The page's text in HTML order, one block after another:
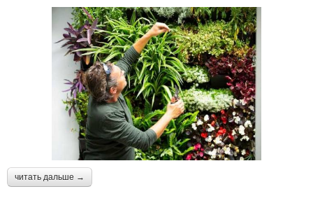
читать дальше →